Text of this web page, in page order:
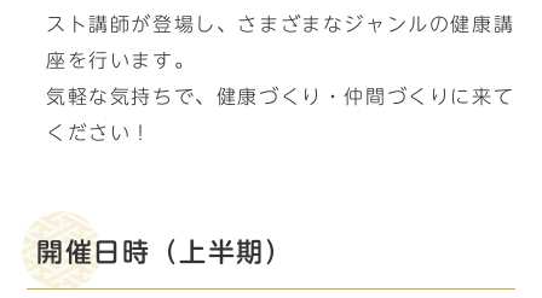
スト講師が登場し、さまざまなジャンルの健康講
座を行います。
気軽な気持ちで、健康づくり・仲間づくりに来て
ください！
開催日時（上半期）